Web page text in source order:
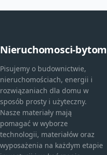
Nieruchomosci-bytom
Pisujemy o budownictwie,
nieruchomościach, energii i
rozwiązaniach dla domu w
sposób prosty i użyteczny.
Nasze materiały mają
pomagać w wyborze
technologii, materiałów oraz
wyposażenia na każdym etapie